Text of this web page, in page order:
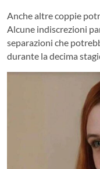
Anche altre coppie
Alcune indiscrezioni
separazioni che
durante la decima